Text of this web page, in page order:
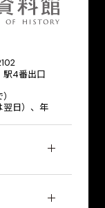
駅4番出口
翌日）、年